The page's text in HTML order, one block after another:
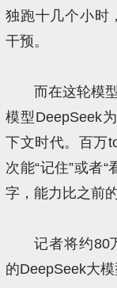
独跑十几个小时
干预。
而在这轮模
模型DeepSeek
下文时代。百万
次能“记住”或者
字，能力比之前
记者将约80
的DeepSeek大模